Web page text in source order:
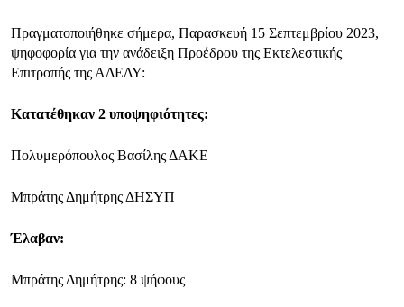
Πραγματοποιήθηκε σήμερα, Παρασκευή 15 Σεπτεμβρίου 2023,
ψηφοφορία για την ανάδειξη Προέδρου της Εκτελεστικής
Επιτροπής της ΑΔΕΔΥ:
Κατατέθηκαν 2 υποψηφιότητες:
Πολυμερόπουλος Βασίλης ΔΑΚΕ
Μπράτης Δημήτρης ΔΗΣΥΠ
Έλαβαν:
Μπράτης Δημήτρης: 8 ψήφους